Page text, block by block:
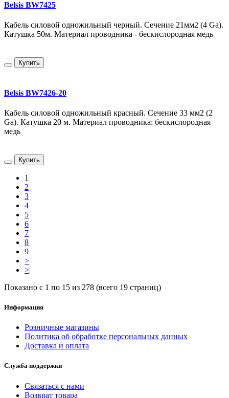
Belsis BW7425
Кабель силовой одножильный черный. Сечение 21мм2 (4 Ga).
Катушка 50м. Материал проводника - бескислородная медь
Купить
Belsis BW7426-20
Кабель силовой одножильный красный. Сечение 33 мм2 (2
Ga). Катушка 20 м. Материал проводника: бескислородная
медь
Купить
1
2
3
4
5
6
7
8
9
>
>|
Показано с 1 по 15 из 278 (всего 19 страниц)
Информация
Розничные магазины
Политика об обработке персональных данных
Доставка и оплата
Служба поддержки
Связаться с нами
Возврат товара